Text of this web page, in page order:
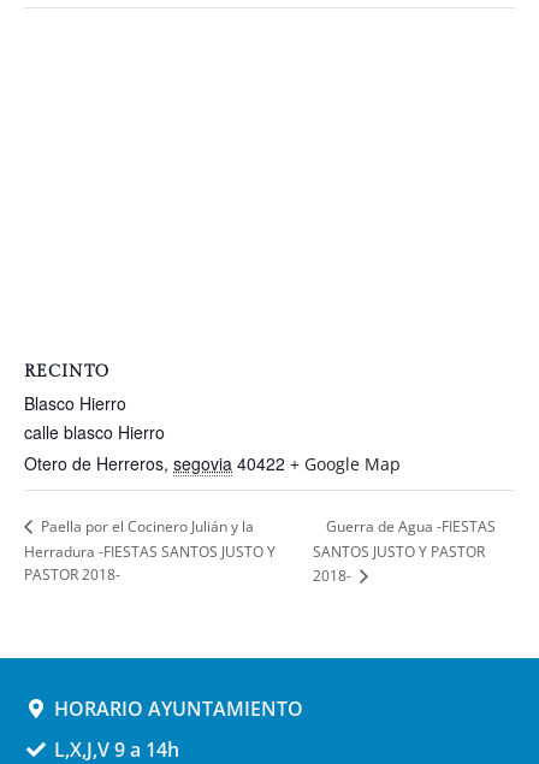
RECINTO
Blasco Hierro
calle blasco Hierro
Otero de Herreros, segovia 40422 + Google Map
Paella por el Cocinero Julián y la
Herradura -FIESTAS SANTOS JUSTO Y
PASTOR 2018-
Guerra de Agua -FIESTAS
SANTOS JUSTO Y PASTOR
2018-
HORARIO AYUNTAMIENTO
L,X,J,V 9 a 14h